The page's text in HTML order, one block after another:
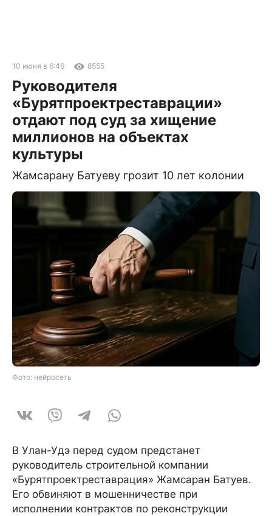
10 июня в 6:46 8555
Руководителя
«Бурятпроектреставрации»
отдают под суд за хищение
миллионов на объектах
культуры
Жамсарану Батуеву грозит 10 лет колонии
Фото: нейросеть
В Улан-Удэ перед судом предстанет
руководитель строительной компании
«Бурятпроектреставрация» Жамсаран Батуев.
Его обвиняют в мошенничестве при
исполнении контрактов по реконструкции